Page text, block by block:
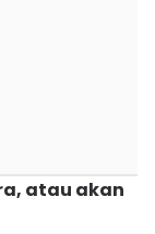
atau akan